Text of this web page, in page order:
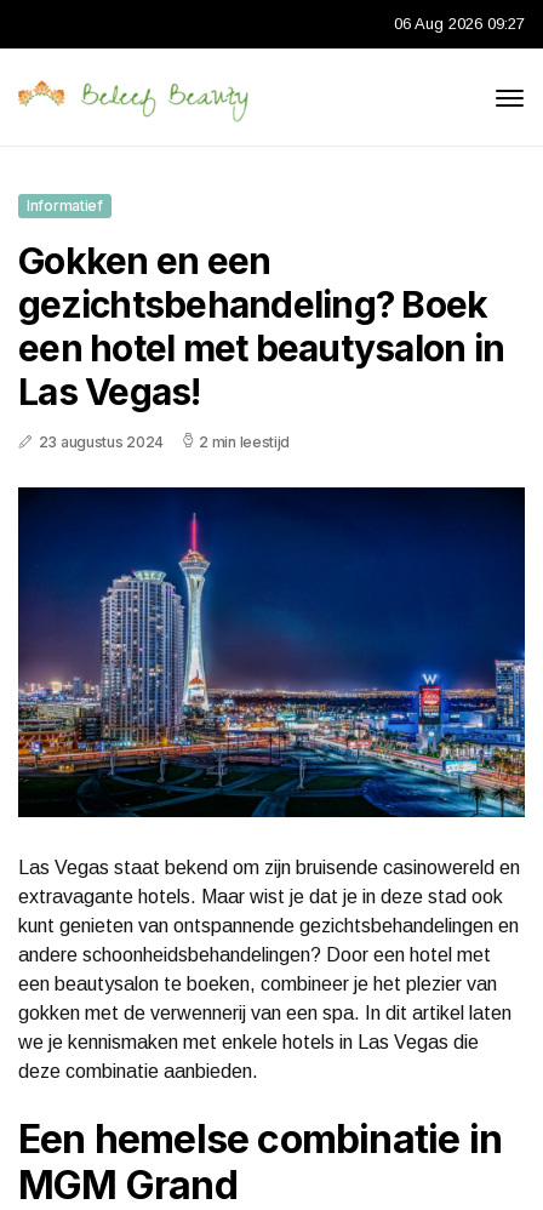
06 Aug 2026 09:27
Informatief
Gokken en een
gezichtsbehandeling? Boek
een hotel met beautysalon in
Las Vegas!
23 augustus 2024 2 min leestijd
Las Vegas staat bekend om zijn bruisende casinowereld en
extravagante hotels. Maar wist je dat je in deze stad ook
kunt genieten van ontspannende gezichtsbehandelingen en
andere schoonheidsbehandelingen? Door een hotel met
een beautysalon te boeken, combineer je het plezier van
gokken met de verwennerij van een spa. In dit artikel laten
we je kennismaken met enkele hotels in Las Vegas die
deze combinatie aanbieden.
Een hemelse combinatie in
MGM Grand